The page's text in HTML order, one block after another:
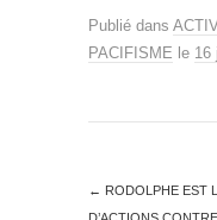
Publié dans
PACIFISME le 16
← RODOLPHE EST